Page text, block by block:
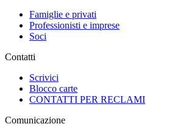
Famiglie e privati
Professionisti e imprese
Soci
Contatti
Scrivici
Blocco carte
CONTATTI PER RECLAMI
Comunicazione